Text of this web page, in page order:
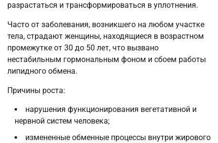
разрастаться и трансформироваться в уплотнения.
Часто от заболевания, возникшего на любом участке
тела, страдают женщины, находящиеся в возрастном
промежутке от 30 до 50 лет, что вызвано
нестабильным гормональным фоном и сбоем работы
липидного обмена.
Причины роста:
нарушения функционирования вегетативной и
нервной систем человека;
измененные обменные процессы внутри жирового